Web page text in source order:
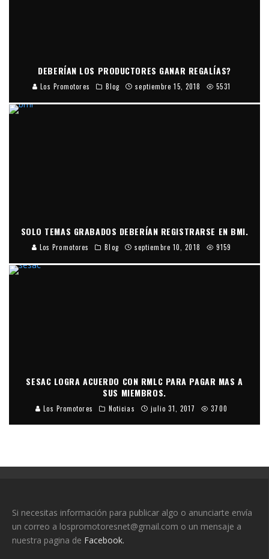
DEBERÍAN LOS PRODUCTORES GANAR REGALÍAS?
Los Promotores Blog septiembre 15, 2018 5531
SOLO TEMAS GRABADOS DEBERÍAN REGISTRARSE EN BMI.
Los Promotores Blog septiembre 10, 2018 9159
SESAC LOGRA ACUERDO CON RMLC PARA PAGAR MAS A
SUS MIEMBROS.
Los Promotores Noticias julio 31, 2017 3700
Si necesitas información para publicar algo o anunciarte envía
un correo a lospromotoresnet@gmail.com o un mensaje a
nuestra pagina de Facebook.